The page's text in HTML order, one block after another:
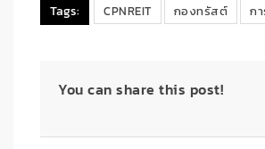
Tags: CPNREIT กองทรัสต์ ก
You can share this post!